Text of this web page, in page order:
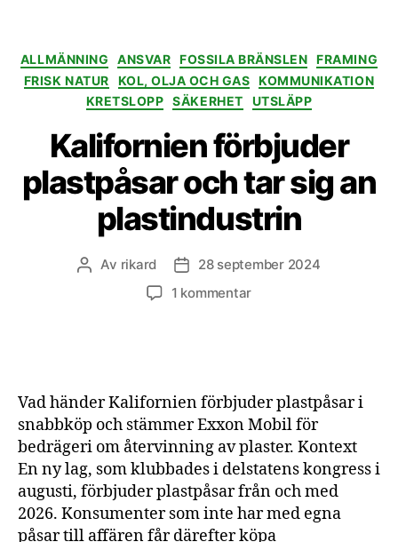
Kategorier
ALLMÄNNING ANSVAR FOSSILA BRÄNSLEN
FRAMING
FRISK NATUR
KOL, OLJA OCH GAS
KOMMUNIKATION
KRETSLOPP
SÄKERHET UTSLÄPP
Kalifornien förbjuder
plastpåsar och tar sig an
plastindustrin
Inläggsförfattare
Av rikard Inläggsdatum
28 september 2024
1 kommentartill
sig
an
plastindustrin
Vad händer Kalifornien förbjuder plastpåsar i
snabbköp och stämmer Exxon Mobil för
bedrägeri om återvinning av plaster. Kontext
En ny lag, som klubbades i delstatens kongress i
augusti, förbjuder plastpåsar från och med
2026. Konsumenter som inte har med egna
påsar till affären får därefter köpa